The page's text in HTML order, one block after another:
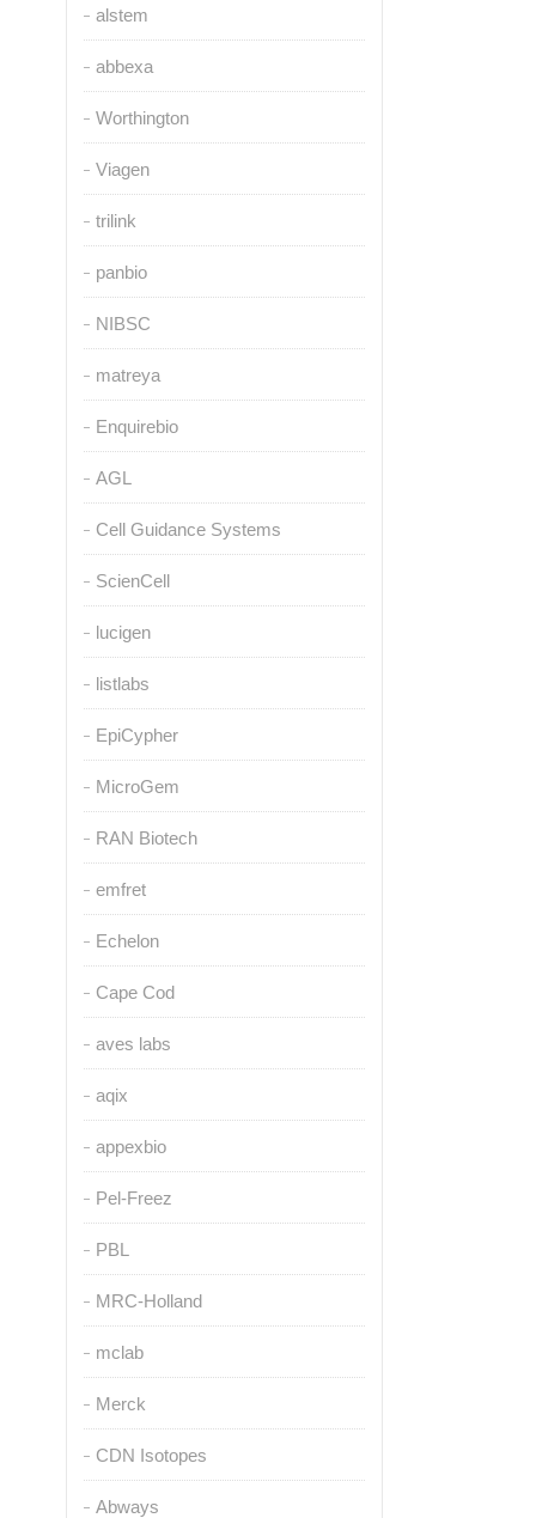
alstem
abbexa
Worthington
Viagen
trilink
panbio
NIBSC
matreya
Enquirebio
AGL
Cell Guidance Systems
ScienCell
lucigen
listlabs
EpiCypher
MicroGem
RAN Biotech
emfret
Echelon
Cape Cod
aves labs
aqix
appexbio
Pel-Freez
PBL
MRC-Holland
mclab
Merck
CDN Isotopes
Abways